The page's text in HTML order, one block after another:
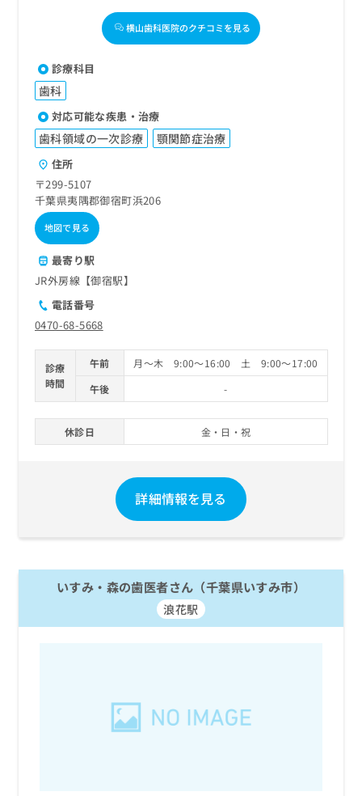
横山歯科医院のクチコミを見る
診療科目
歯科
対応可能な疾患・治療
歯科領域の一次診療 顎関節症治療
住所
〒299-5107
千葉県夷隅郡御宿町浜206
地図で見る
最寄り駅
JR外房線【御宿駅】
電話番号
0470-68-5668
診療
時間
午前
月～木 9:00～16:00 土 9:00～17:00
午後
-
休診日 金・日・祝
詳細情報を見る
いすみ・森の歯医者さん（千葉県いすみ市）
浪花駅